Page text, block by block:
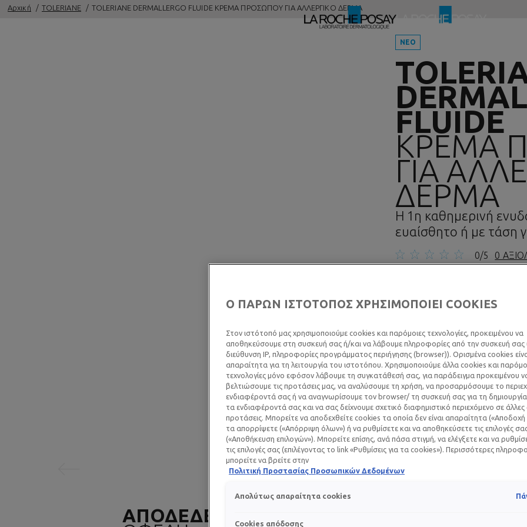
Αρχική TOLERIANE TOLERIANE DERMALLERGO FLUIDE ΚΡΕΜΑ ΠΡΟΣΩΠΟΥ ΓΙΑ ΑΛΛΕΡΓΙΚΟ ΔΕΡΜΑ
Επόμενος πίνακας
ΝΕΟ
FLUIDE
ΚΡΕΜΑ
ΓΙΑ
ΔΕΡΜΑ
Η 1η καθημερινή
ευαίσθητο ή με τάση
0/5 0
ΣΥΝΙΣΤΑΤΑΙ
Ενυδατική και
Με τη δύναμη της
Κατάλληλο για
Δοκιμασμένο σε
σύνθεση.
ΑΠΟΔΕΔΕΙΓΜΕΝΑ
Ο ΠΑΡΩΝ ΙΣΤΟΤΟΠΟΣ ΧΡΗΣΙΜΟΠΟΙΕΙ COOKIES
Στον ιστότοπό μας χρησιμοποιούμε cookies και παρόμοιες τεχνολογίες, προκειμένου να
αποθηκεύσουμε στη συσκευή σας ή/και να λάβουμε πληροφορίες από την συσκευή σας
διεύθυνση IP, πληροφορίες προγράμματος περιήγησης (browser)). Ορισμένα cookies
απαραίτητα για τη λειτουργία του ιστοτόπου. Χρησιμοποιούμε άλλα cookies και
τεχνολογίες μόνο εφόσον λάβουμε τη συγκατάθεσή σας, για παράδειγμα προκειμένου
βελτιώσουμε τις προτάσεις μας, να αναλύσουμε τη χρήση, να προσαρμόσουμε το
ενδιαφέροντά σας ή να αναγνωρίσουμε τον browser/ τη συσκευή σας για τη
τα ενδιαφέροντά σας και να σας δείχνουμε σχετικό διαφημιστικό περιεχόμενο σε άλλες
προτάσεις. Μπορείτε να αποδεχθείτε cookies τα οποία δεν είναι απαραίτητα
τα απορρίψετε («Απόρριψη όλων») ή να ρυθμίσετε και να αποθηκεύσετε τις επιλογές
(«Αποθήκευση επιλογών»). Μπορείτε επίσης, ανά πάσα στιγμή, να ελέγξετε και να
τις επιλογές σας (επιλέγοντας το link «Ρυθμίσεις για τα cookies»). Περισσότερες
μπορείτε να βρείτε στην
Πολιτική Προστασίας Προσωπικών Δεδομένων
Απολύτως απαραίτητα cookies
Cookies απόδοσης